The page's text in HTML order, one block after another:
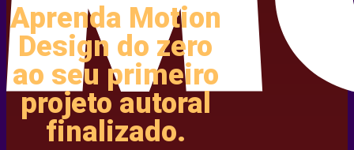
Aprenda Motion
Design do zero
ao seu primeiro
projeto autoral
finalizado.